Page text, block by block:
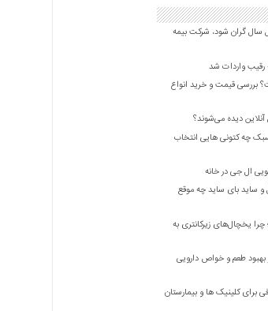
سال گران شود، شرکت بیمه
رقیب واردات شد
بررسی قیمت و خرید انواع
دیده می‌شوند؟
چه کتونی هایی انتخاب
ال جی در خانه
ساید بای ساید چه موقع
یخچال‌های زیرکانتری به
بهبود طعم و خواص دارویی
برای کلینیک ها و بیمارستان